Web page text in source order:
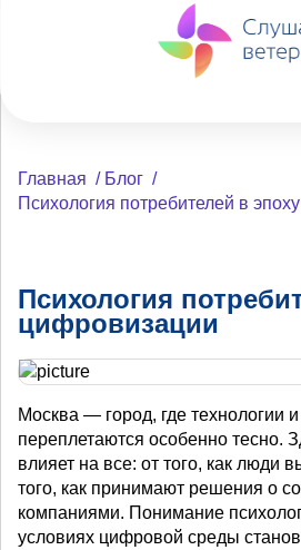
Главная / Блог /
Психология потребителей в
Психология
цифровизации
Москва — город, где технологии
переплетаются особенно тесно.
влияет на все: от того, как люди
того, как принимают решения о
компаниями. Понимание
условиях цифровой среды